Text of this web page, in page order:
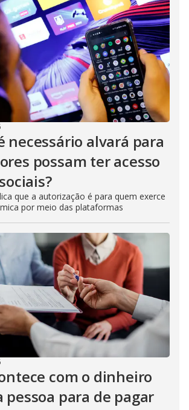
necessário alvará para
possam ter acesso
que a autorização é para quem exerce
por meio das plataformas
com o dinheiro
pessoa para de pagar